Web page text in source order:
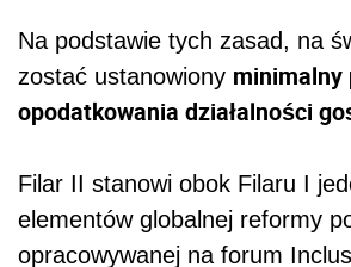
Na podstawie tych zasad, na
zostać ustanowiony minimalny
opodatkowania działalności
Filar II stanowi obok Filaru I
elementów globalnej reformy
opracowywanej na forum